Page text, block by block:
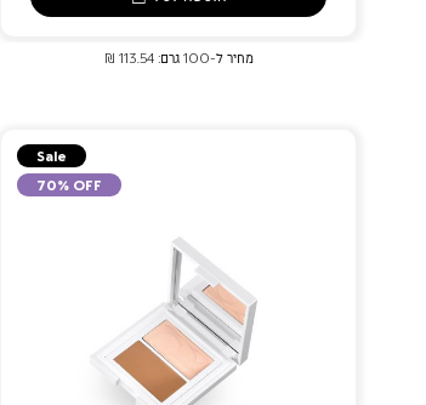
מחיר ל-100 גרם: 113.54 ₪
Sale
70% OFF